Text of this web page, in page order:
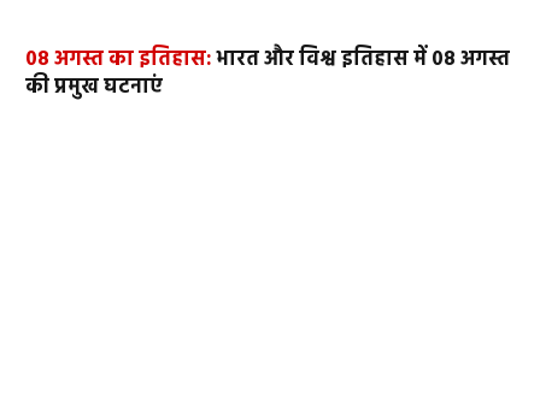
08 अगस्त का इतिहास:भारत और विश्व इतिहास में 08 अगस्त
की प्रमुख घटनाएं